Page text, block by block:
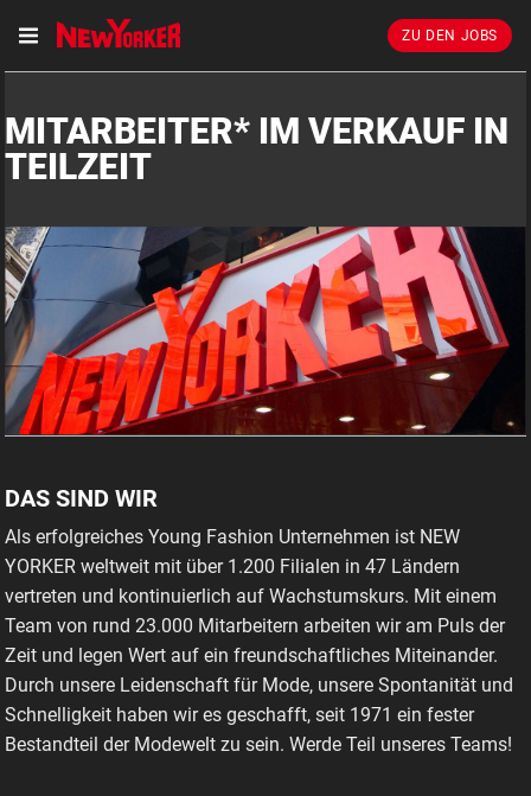
ZU DEN JOBS
MITARBEITER* IM VERKAUF IN
TEILZEIT
DAS SIND WIR
Als erfolgreiches Young Fashion Unternehmen ist NEW
YORKER weltweit mit über 1.200 Filialen in 47 Ländern
vertreten und kontinuierlich auf Wachstumskurs. Mit einem
Team von rund 23.000 Mitarbeitern arbeiten wir am Puls der
Zeit und legen Wert auf ein freundschaftliches Miteinander.
Durch unsere Leidenschaft für Mode, unsere Spontanität und
Schnelligkeit haben wir es geschafft, seit 1971 ein fester
Bestandteil der Modewelt zu sein. Werde Teil unseres Teams!